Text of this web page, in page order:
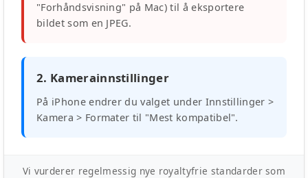
"Forhåndsvisning" på Mac) til å eksportere
bildet som en JPEG.
2. Kamerainnstillinger
På iPhone endrer du valget under Innstillinger >
Kamera > Formater til "Mest kompatibel".
Vi vurderer regelmessig nye royaltyfrie standarder som